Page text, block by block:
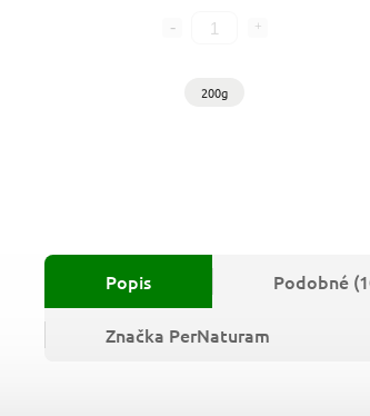
200g
Popis Podobné
Značka PerNaturam